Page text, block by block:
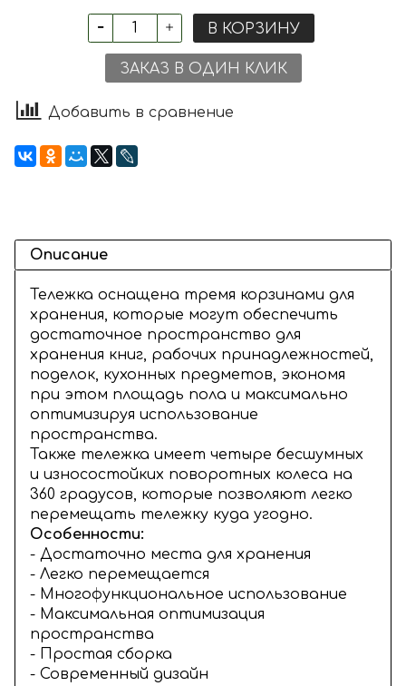
В КОРЗИНУ
ЗАКАЗ В ОДИН КЛИК
Добавить в сравнение
Описание
Тележка оснащена тремя корзинами для
хранения, которые могут обеспечить
достаточное пространство для
хранения книг, рабочих принадлежностей,
поделок, кухонных предметов, экономя
при этом площадь пола и максимально
оптимизируя использование
пространства.
Также тележка имеет четыре бесшумных
и износостойких поворотных колеса на
360 градусов, которые позволяют легко
перемещать тележку куда угодно.
Особенности:
- Достаточно места для хранения
- Легко перемещается
- Многофункциональное использование
- Максимальная оптимизация
пространства
- Простая сборка
- Современный дизайн